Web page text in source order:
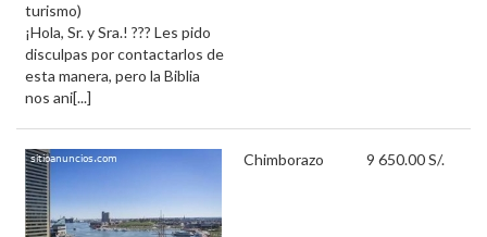
turismo)
¡Hola, Sr. y Sra.! ??? Les pido
disculpas por contactarlos de
esta manera, pero la Biblia
nos ani[...]
Chimborazo 9 650.00 S/.